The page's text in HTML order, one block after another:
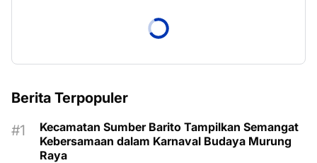
Berita Terpopuler
Kecamatan Sumber Barito Tampilkan Semangat
Kebersamaan dalam Karnaval Budaya Murung
Raya